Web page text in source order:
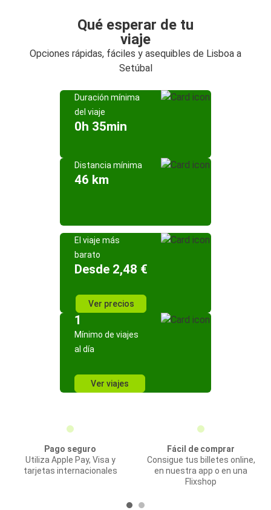
Qué esperar de tu
viaje
Opciones rápidas, fáciles y asequibles de Lisboa a
Setúbal
Duración mínima
del viaje
0h 35min
Distancia mínima
46 km
El viaje más
barato
Desde 2,48 €
Ver precios
1
Mínimo de viajes
al día
Ver viajes
Pago seguro
Utiliza Apple Pay, Visa y
tarjetas internacionales
Fácil de comprar
Consigue tus billetes online,
en nuestra app o en una
Flixshop